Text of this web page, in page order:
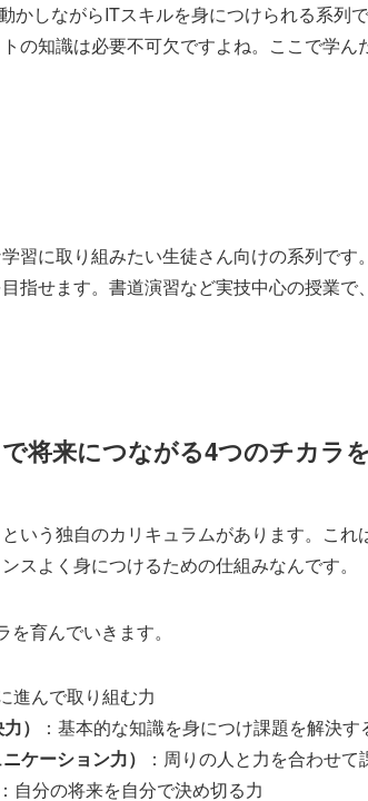
かしながらITスキルを身につけられる系列
の知識は必要不可欠ですよね。ここで学
習に取り組みたい生徒さん向けの系列で
指せます。書道演習など実技中心の授業で
将来につながる4つのチカラ
いう独自のカリキュラムがあります。これ
スよく身につけるための仕組みなんです。
育んでいきます。
進んで取り組む力
）
：基本的な知識を身につけ課題を解決す
ケーション力）
：周りの人と力を合わせ
：自分の将来を自分で決め切る力